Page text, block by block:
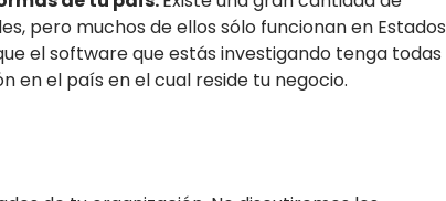
pero muchos de ellos sólo funcionan en Estados
el software que estás investigando tenga todas
en el país en el cual reside tu negocio.